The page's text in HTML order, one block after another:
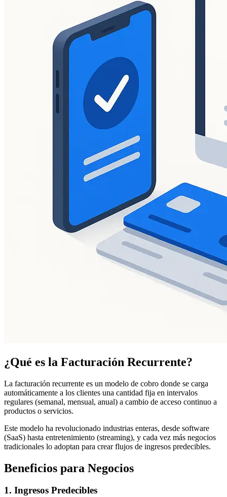
¿Qué es la Facturación Recurrente?
La facturación recurrente es un modelo de cobro donde se carga
automáticamente a los clientes una cantidad fija en intervalos
regulares (semanal, mensual, anual) a cambio de acceso continuo a
productos o servicios.
Este modelo ha revolucionado industrias enteras, desde software
(SaaS) hasta entretenimiento (streaming), y cada vez más negocios
tradicionales lo adoptan para crear flujos de ingresos predecibles.
Beneficios para Negocios
1. Ingresos Predecibles